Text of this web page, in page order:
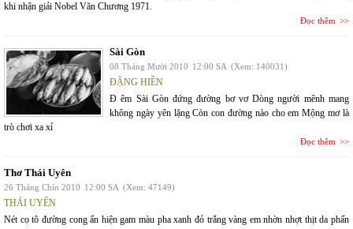
khi nhận giải Nobel Văn Chương 1971.
Đọc thêm
Sài Gòn
08 Tháng Mười 2010 12:00 SA (Xem: 140031)
ĐẶNG HIỀN
Đ êm Sài Gòn đứng đường bơ vơ Dòng người mênh mang
không ngày yên lặng Còn con đường nào cho em Mộng mơ là
trò chơi xa xỉ
Đọc thêm
Thơ Thái Uyên
26 Tháng Chín 2010 12:00 SA (Xem: 47149)
THÁI UYÊN
Nét cọ tô đường cong ẩn hiện gam màu pha xanh đỏ trắng vàng em nhờn nhợt thịt da phấn